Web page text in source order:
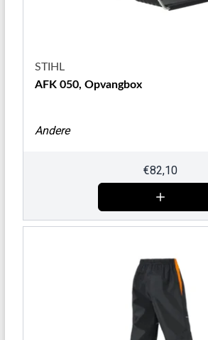
STIHL
AFK 050, Opvangbox
Andere
€82,10